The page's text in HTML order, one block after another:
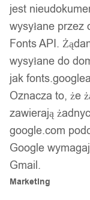
jest
wysyłane przez
Fonts API.
wysyłane do
jak
Oznacza to, że
zawierają
google.com
Google
Gmail.
Marketing